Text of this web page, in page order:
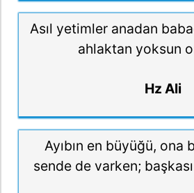
Asıl yetimler anadan
ahlaktan yoksun
Hz Ali
Ayıbın en büyüğü, ona
sende de varken;